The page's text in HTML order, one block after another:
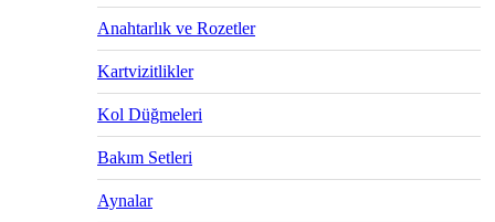
Anahtarlık ve Rozetler
Kartvizitlikler
Kol Düğmeleri
Bakım Setleri
Aynalar